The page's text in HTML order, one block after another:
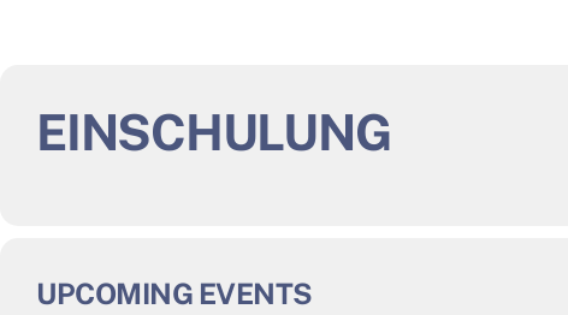
EINSCHULUNG
UPCOMING EVENTS